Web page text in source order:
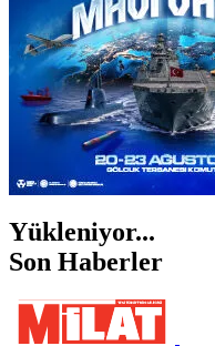
Yükleniyor...
Son Haberler